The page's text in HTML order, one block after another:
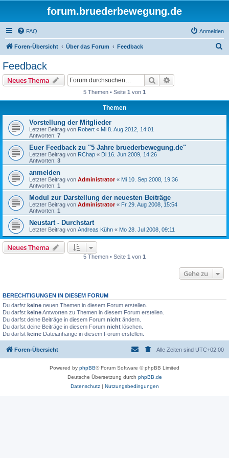
forum.bruederbewegung.de
FAQ Anmelden
Foren-Übersicht Über das Forum Feedback
Feedback
Neues Thema Suche
5 Themen • Seite 1 von 1
Themen
Vorstellung der Mitglieder
Letzter Beitrag von Robert « Mi 8. Aug 2012, 14:01
Antworten: 7
Euer Feedback zu "5 Jahre bruederbewegung.de"
Letzter Beitrag von RChap « Di 16. Jun 2009, 14:26
Antworten: 3
anmelden
Letzter Beitrag von Administrator« Mi 10. Sep 2008, 19:36
Antworten: 1
Modul zur Darstellung der neuesten Beiträge
Letzter Beitrag von Administrator« Fr 29. Aug 2008, 15:54
Antworten: 1
Neustart - Durchstart
Letzter Beitrag von Andreas Kühn « Mo 28. Jul 2008, 09:11
Neues Thema
5 Themen • Seite 1 von 1
Gehe zu
BERECHTIGUNGEN IN DIESEM FORUM
Du darfst keine neuen Themen in diesem Forum erstellen.
Du darfst keineAntworten zu Themen in diesem Forum erstellen.
Du darfst deine Beiträge in diesem Forum nicht ändern.
Du darfst deine Beiträge in diesem Forum nicht löschen.
Du darfst keine Dateianhänge in diesem Forum erstellen.
Foren-Übersicht Alle Zeiten sind UTC+02:00
Powered by phpBB® Forum Software © phpBB Limited
Deutsche Übersetzung durch phpBB.de
Datenschutz| Nutzungsbedingungen